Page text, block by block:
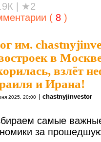
★2
( 8 )
им.
в
взлёт
и Ирана!
2025, 20:00 chastnyjinvestor
самые
за